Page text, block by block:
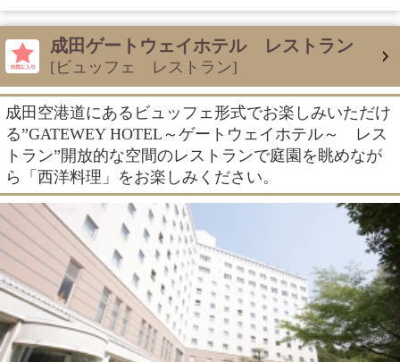
成田ゲートウェイホテル レストラン
[ビュッフェ レストラン]
成田空港道にあるビュッフェ形式でお楽しみいただけ
る”GATEWEY HOTEL～ゲートウェイホテル～ レス
トラン”開放的な空間のレストランで庭園を眺めなが
ら「西洋料理」をお楽しみください。